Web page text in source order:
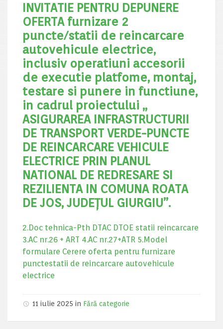
INVITATIE PENTRU DEPUNERE
OFERTA furnizare 2
puncte/statii de reincarcare
autovehicule electrice,
inclusiv operatiuni accesorii
de executie platfome, montaj,
testare si punere in functiune,
in cadrul proiectului „
ASIGURAREA INFRASTRUCTURII
DE TRANSPORT VERDE-PUNCTE
DE REINCARCARE VEHICULE
ELECTRICE PRIN PLANUL
NATIONAL DE REDRESARE SI
REZILIENTA IN COMUNA ROATA
DE JOS, JUDEŢUL GIURGIU”.
2.Doc tehnica-Pth DTAC DTOE statii reincarcare
3.AC nr.26 + ART 4.AC nr.27+ATR 5.Model
formulare Cerere oferta pentru furnizare
punctestatii de reincarcare autovehicule
electrice
11 iulie 2025 in Fără categorie